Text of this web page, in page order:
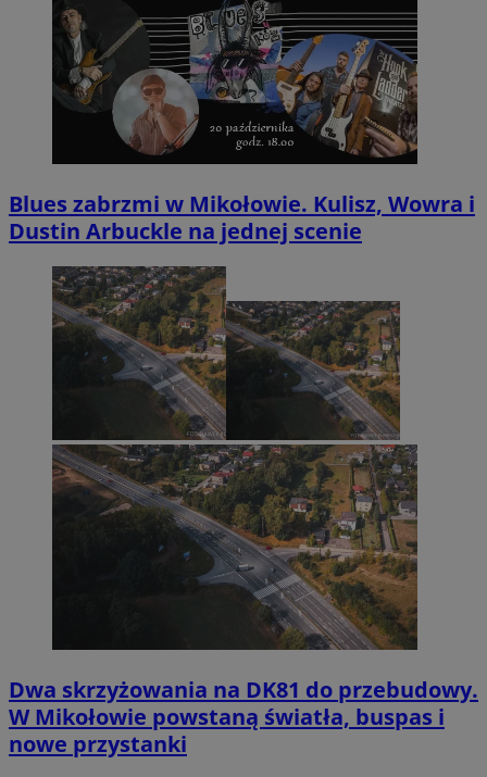
Blues zabrzmi w Mikołowie. Kulisz, Wowra i
Dustin Arbuckle na jednej scenie
Dwa skrzyżowania na DK81 do przebudowy.
W Mikołowie powstaną światła, buspas i
nowe przystanki